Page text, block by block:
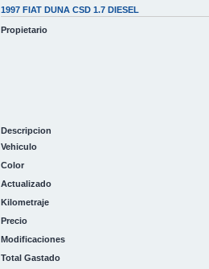
1997 FIAT DUNA CSD 1.7 DIESEL
Propietario
Descripcion
Vehiculo
Color
Actualizado
Kilometraje
Precio
Modificaciones
Total Gastado